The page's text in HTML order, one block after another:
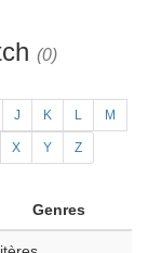
(0)
J K L M
X Y Z
Genres